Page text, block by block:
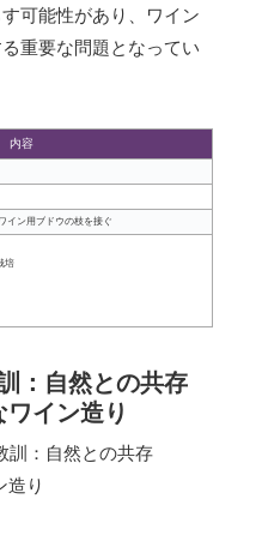
可能性があり、ワイン
重要な問題となってい
内容
イン用ブドウの枝を接ぐ
培
：自然との共存
ワイン造り